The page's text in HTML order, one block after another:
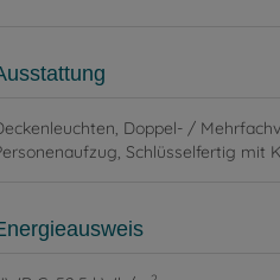
Doppel- /
Schlüsselfertig mit